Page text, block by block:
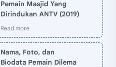
Pemain Masjid Yang
Dirindukan ANTV (2019)
Nama, Foto, dan
Biodata Pemain Dilema